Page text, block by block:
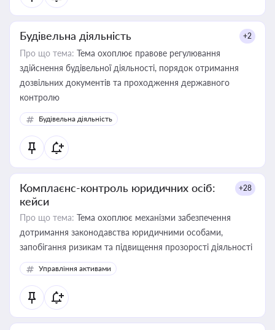
Будівельна діяльність +2
Про що тема: Тема охоплює правове регулювання
здійснення будівельної діяльності, порядок отримання
дозвільних документів та проходження державного
контролю
Будівельна діяльність
Комплаєнс-контроль юридичних осіб:
кейси
+28
Про що тема: Тема охоплює механізми забезпечення
дотримання законодавства юридичними особами,
запобігання ризикам та підвищення прозорості діяльності
Управління активами